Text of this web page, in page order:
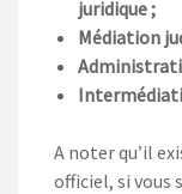
juridique ;
Médiation
A noter qu’il
officiel, si vous